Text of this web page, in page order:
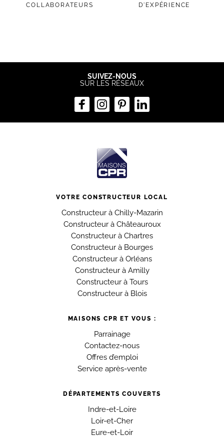
COLLABORATEURS D'EXPÉRIENCE
SUIVEZ-NOUS
SUR LES RÉSEAUX
VOTRE CONSTRUCTEUR LOCAL
Constructeur à Chilly-Mazarin
Constructeur à Châteauroux
Constructeur à Chartres
Constructeur à Bourges
Constructeur à Orléans
Constructeur à Amilly
Constructeur à Tours
Constructeur à Blois
MAISONS CPR ET VOUS :
Parrainage
Contactez-nous
Offres d’emploi
Service après-vente
DÉPARTEMENTS COUVERTS
Indre-et-Loire
Loir-et-Cher
Eure-et-Loir